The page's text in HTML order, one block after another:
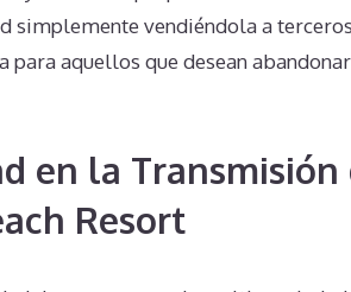
simplemente vendiéndola a
para aquellos que desean
en la
Resort